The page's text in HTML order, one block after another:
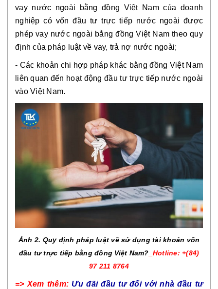
vay nước ngoài bằng đồng Việt Nam của doanh
nghiệp có vốn đầu tư trực tiếp nước ngoài được
phép vay nước ngoài bằng đồng Việt Nam theo quy
định của pháp luật về vay, trả nợ nước ngoài;
- Các khoản chi hợp pháp khác bằng đồng Việt Nam
liên quan đến hoạt động đầu tư trực tiếp nước ngoài
vào Việt Nam.
Ảnh 2. Quy định pháp luật về sử dụng tài khoản vốn
đầu tư trực tiếp bằng đồng Việt Nam? _Hotline: +(84)
97 211 8764
=> Xem thêm: Ưu đãi đầu tư đối với nhà đầu tư